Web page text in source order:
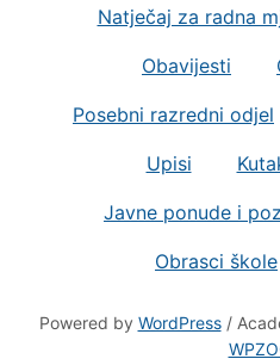
Natječaj za radna
Obavijesti
Posebni razredni odjel
Upisi
Javne ponude i
Obrasci škole
Powered by WordPress
/